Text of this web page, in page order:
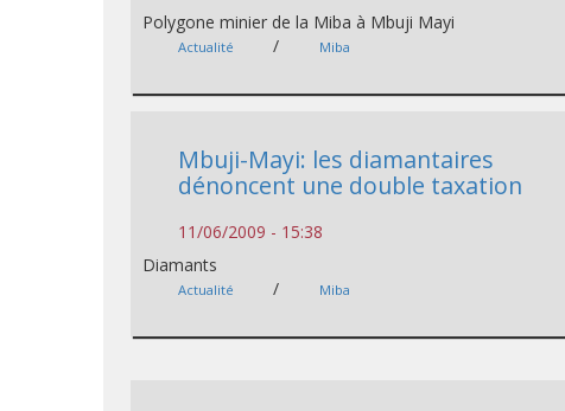
Polygone minier de la Miba à Mbuji Mayi
Actualité / Miba
Mbuji-Mayi: les diamantaires
dénoncent une double taxation
11/06/2009 - 15:38
Diamants
Actualité / Miba